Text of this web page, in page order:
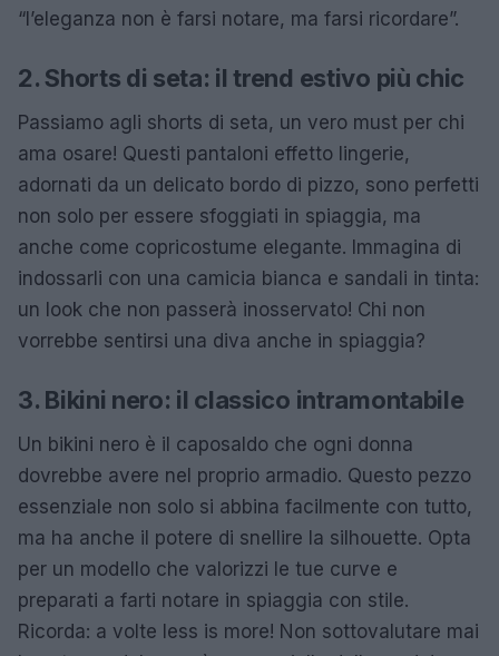
“l’eleganza non è farsi notare, ma farsi ricordare”.
2. Shorts di seta: il trend estivo più chic
Passiamo agli shorts di seta, un vero must per chi
ama osare! Questi pantaloni effetto lingerie,
adornati da un delicato bordo di pizzo, sono perfetti
non solo per essere sfoggiati in spiaggia, ma
anche come copricostume elegante. Immagina di
indossarli con una camicia bianca e sandali in tinta:
un look che non passerà inosservato! Chi non
vorrebbe sentirsi una diva anche in spiaggia?
3. Bikini nero: il classico intramontabile
Un bikini nero è il caposaldo che ogni donna
dovrebbe avere nel proprio armadio. Questo pezzo
essenziale non solo si abbina facilmente con tutto,
ma ha anche il potere di snellire la silhouette. Opta
per un modello che valorizzi le tue curve e
preparati a farti notare in spiaggia con stile.
Ricorda: a volte less is more! Non sottovalutare mai